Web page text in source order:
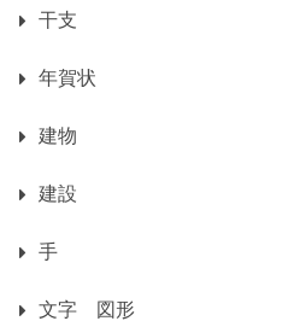
干支
年賀状
建物
建設
手
文字 図形